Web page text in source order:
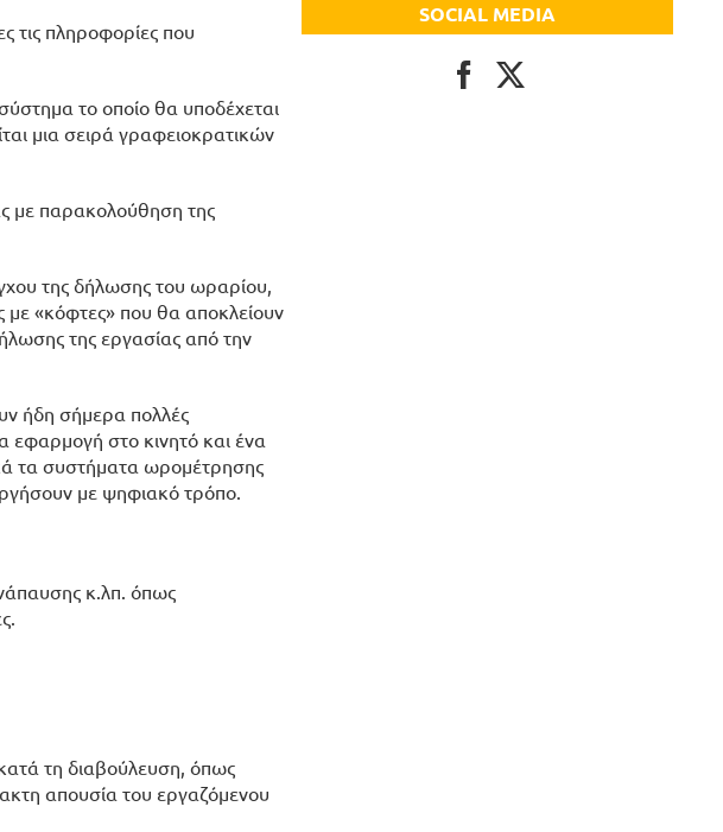
τις πληροφορίες που
το οποίο θα υποδέχεται
μια σειρά γραφειοκρατικών
με παρακολούθηση της
της δήλωσης του ωραρίου,
«κόφτες» που θα αποκλείουν
της εργασίας από την
ήδη σήμερα πολλές
εφαρμογή στο κινητό και ένα
τα συστήματα ωρομέτρησης
με ψηφιακό τρόπο.
κ.λπ. όπως
τη διαβούλευση, όπως
απουσία του εργαζόμενου
SOCIAL MEDIA